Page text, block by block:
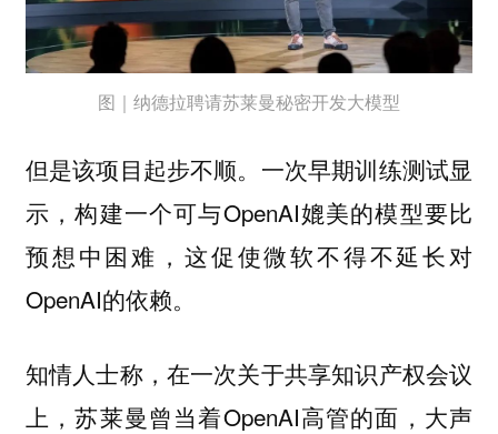
图｜纳德拉聘请苏莱曼秘密开发大模型
但是该项目起步不顺。一次早期训练测试显
示，构建一个可与OpenAI媲美的模型要比
预想中困难，这促使微软不得不延长对
OpenAI的依赖。
知情人士称，在一次关于共享知识产权会议
上，苏莱曼曾当着OpenAI高管的面，大声